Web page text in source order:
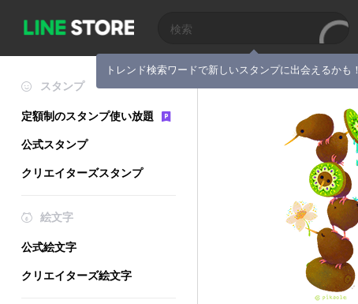
トレンド検索ワードで新しいスタンプに出会えるかも！
スタンプ
定額制のスタンプ使い放題
公式スタンプ
クリエイターズスタンプ
絵文字
公式絵文字
クリエイターズ絵文字